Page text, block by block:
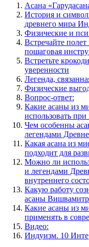
Асана
История и
древнего мира
Физические и
Встречайте
пошаговая
Встретьте
уверенности
Легенда,
Физические
Вопрос-ответ:
Какие асаны из
использовать
Чем особенны
легендами
Какая асана из
подходит для
Можно ли
и легендами
внутреннего
Какую работу
асаны
Какие асаны из
применять в
Видео:
Индуизм. 10